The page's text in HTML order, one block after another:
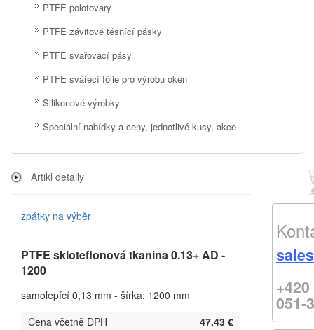
PTFE polotovary
PTFE závitové těsnící pásky
PTFE svařovací pásy
PTFE svářecí fólie pro výrobu oken
Silikonové výrobky
Speciální nabídky a ceny, jednotlivé kusy, akce
Artikl detaily
zpátky na výběr
PTFE skloteflonová tkanina 0.13+ AD -
1200
samolepící 0,13 mm - šírka: 1200 mm
Cena včetně DPH
47,43 €
051-